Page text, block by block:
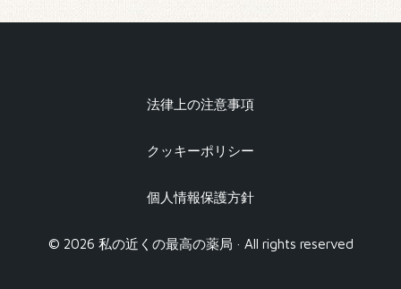
法律上の注意事項
クッキーポリシー
個人情報保護方針
© 2026 私の近くの最高の薬局 · All rights reserved